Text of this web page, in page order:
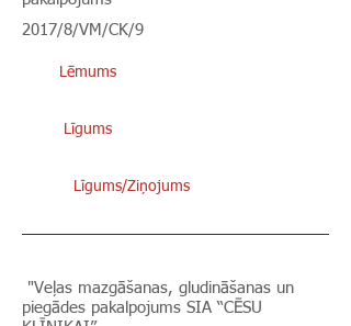
2017/8/VM/CK/9
Lēmums
Līgums
Līgums/Ziņojums
"Veļas mazgāšanas, gludināšanas un
piegādes pakalpojums SIA “CĒSU